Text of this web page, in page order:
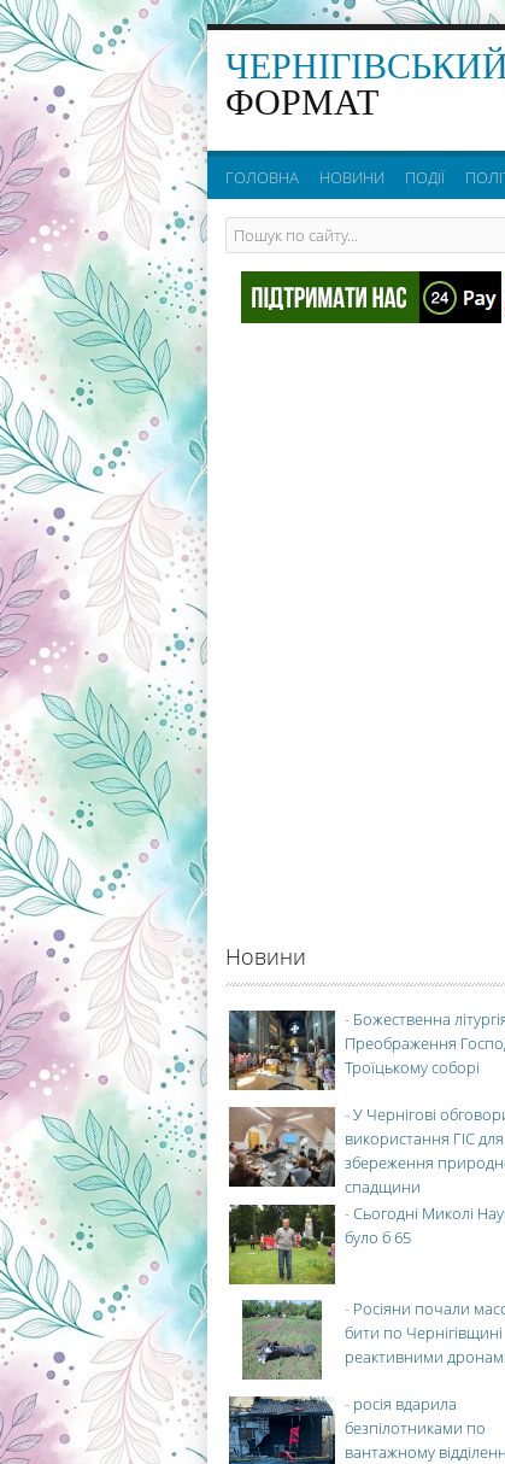
ФОРМАТ
ГОЛОВНА НОВИНИ ПОДІЇ
Новини
- Божественна
Преображення
Троїцькому соборі
-У Чернігові
використання ГІС для
збереження
спадщини
-Сьогодні Миколі
було б 65
- Росіяни почали
бити по Чернігівщині
реактивними
- росія вдарила
безпілотниками по
вантажному